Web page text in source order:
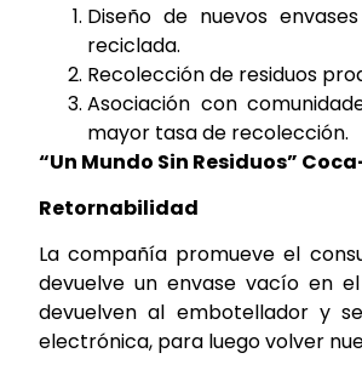
Diseño de nuevos
reciclada.
Recolección de residuos
Asociación con
mayor tasa de recolección.
“Un Mundo Sin Residuos”
Retornabilidad
La compañía promueve el
devuelve un envase vacío en
devuelven al embotellador y
electrónica, para luego volver